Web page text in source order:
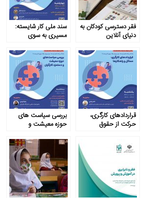
فقر دسترسی کودکان به
دنیای آنلاین
سند ملی کار شایسته:
مسیری به سوی
قراردادهای کارگری،
حرکت از حقوق
حقوق عمومی
بررسی سیاست های
حوزه معیشت و